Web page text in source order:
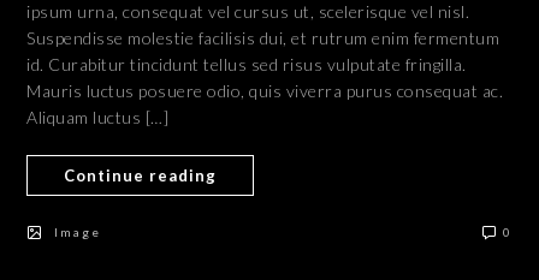
ipsum urna, consequat vel cursus ut, scelerisque vel nisl.
Suspendisse molestie facilisis dui, et rutrum enim fermentum
id. Curabitur tincidunt tellus sed risus vulputate fringilla.
Mauris luctus posuere odio, quis viverra purus consequat ac.
Aliquam luctus […]
Continue reading
Image 0